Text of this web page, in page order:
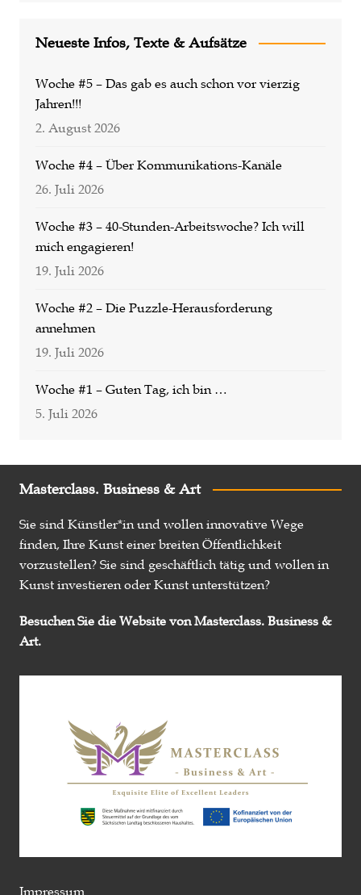
Neueste Infos, Texte & Aufsätze
Woche #5 – Das gab es auch schon vor vierzig
Jahren!!!
2. August 2026
Woche #4 – Über Kommunikations-Kanäle
26. Juli 2026
Woche #3 – 40-Stunden-Arbeitswoche? Ich will
mich engagieren!
19. Juli 2026
Woche #2 – Die Puzzle-Herausforderung
annehmen
19. Juli 2026
Woche #1 – Guten Tag, ich bin …
5. Juli 2026
Masterclass. Business & Art
Sie sind Künstler*in und wollen innovative Wege
finden, Ihre Kunst einer breiten Öffentlichkeit
vorzustellen? Sie sind geschäftlich tätig und wollen in
Kunst investieren oder Kunst unterstützen?
Besuchen Sie die Website von Masterclass. Business &
Art.
Impressum